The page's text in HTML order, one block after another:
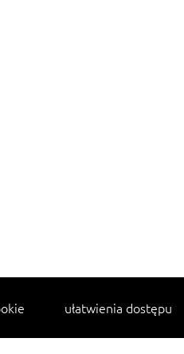
ułatwienia dostępu